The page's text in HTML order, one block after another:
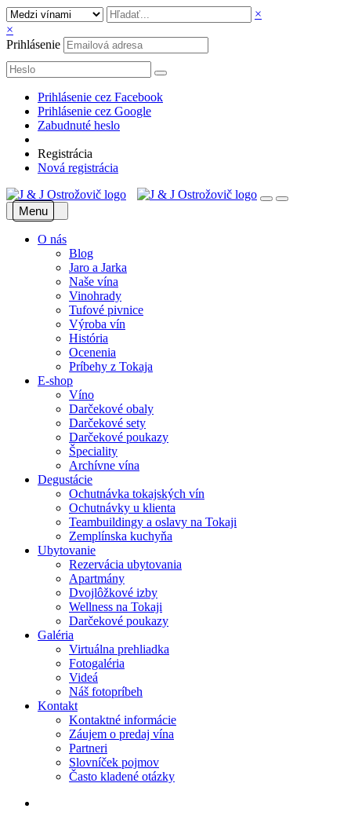
×
×
Prihlásenie
Prihlásenie cez Facebook
Prihlásenie cez Google
Zabudnuté heslo
Registrácia
Nová registrácia
Menu
O nás
Blog
Jaro a Jarka
Naše vína
Vinohrady
Tufové pivnice
Výroba vín
História
Ocenenia
Príbehy z Tokaja
E-shop
Víno
Darčekové obaly
Darčekové sety
Darčekové poukazy
Špeciality
Archívne vína
Degustácie
Ochutnávka tokajských vín
Ochutnávky u klienta
Teambuildingy a oslavy na Tokaji
Zemplínska kuchyňa
Ubytovanie
Rezervácia ubytovania
Apartmány
Dvojlôžkové izby
Wellness na Tokaji
Darčekové poukazy
Galéria
Virtuálna prehliadka
Fotogaléria
Videá
Náš fotopríbeh
Kontakt
Kontaktné informácie
Záujem o predaj vína
Partneri
Slovníček pojmov
Často kladené otázky